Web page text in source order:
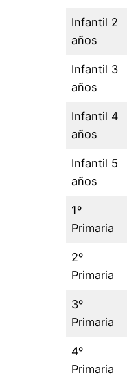
Infantil 2
años
Infantil 3
años
Infantil 4
años
Infantil 5
años
1º
Primaria
2º
Primaria
3º
Primaria
4º
Primaria